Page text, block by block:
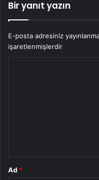
Bir yanıt yazın
E-posta adresiniz
işaretlenmişlerdir
Ad *